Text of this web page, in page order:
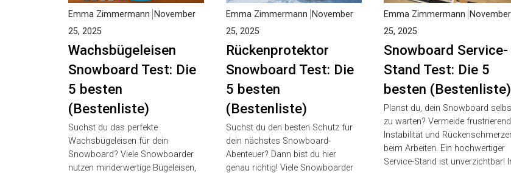
Wachsbügeleisen
Snowboard Test: Die
5 besten
(Bestenliste)
Emma Zimmermann November
25, 2025
Suchst du das perfekte
Wachsbügeleisen für dein
Snowboard? Viele Snowboarder
nutzen minderwertige Bügeleisen,
Rückenprotektor
Snowboard Test: Die
5 besten
(Bestenliste)
Emma Zimmermann
November
25, 2025
Suchst du den besten Schutz für
dein nächstes Snowboard-
Abenteuer? Dann bist du hier
genau richtig! Viele Snowboarder
Snowboard Service-
Stand Test: Die 5
besten (Bestenliste)
Emma Zimmermann
November
25, 2025
Planst du, dein Snowboard selbst
zu warten? Vermeide frustrierende
Instabilität und Rückenschmerzen
beim Arbeiten. Ein hochwertiger
Service-Stand ist unverzichtbar!